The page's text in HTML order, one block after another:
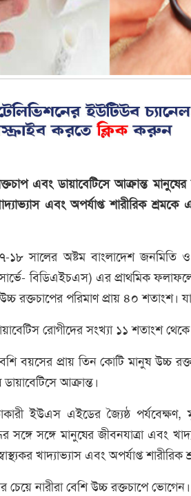
এবং ডায়াবেটিসে আক্রান্ত মানুষের
এবং অপর্যাপ্ত শারীরিক শ্রমকে
১৮ সালের অষ্টম বাংলাদেশ জনমিতি ও
বিডিএইচএস) এর প্রাথমিক
রক্তচাপের পরিমাণ প্রায় ৪০ শতাংশ।
রোগীদের সংখ্যা ১১ শতাংশ
বয়সের প্রায় তিন কোটি মানুষ উচ্চ
আক্রান্ত।
ইউএস এইডের জ্যৈষ্ঠ পর্যবেক্ষণ,
সঙ্গে সঙ্গে মানুষের জীবনযাত্রা এবং
খাদ্যাভ্যাস এবং অপর্যাপ্ত শারীরিক
নারীরা বেশি উচ্চ রক্তচাপে ভোগেন।